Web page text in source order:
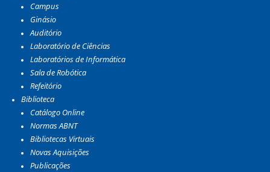
Campus
Ginásio
Auditório
Laboratório de Ciências
Laboratórios de Informática
Sala de Robótica
Refeitório
Biblioteca
Catálogo Online
Normas ABNT
Bibliotecas Virtuais
Novas Aquisições
Publicações